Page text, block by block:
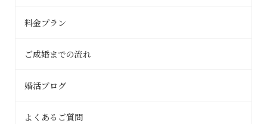
料金プラン
ご成婚までの流れ
婚活ブログ
よくあるご質問